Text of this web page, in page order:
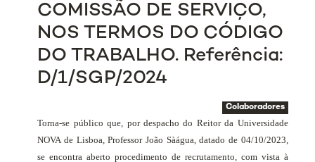
COMISSÃO DE SERVIÇO,
NOS TERMOS DO CÓDIGO
DO TRABALHO. Referência:
D/1/SGP/2024
Colaboradores
Torna-se público que, por despacho do Reitor da Universidade
NOVA de Lisboa, Professor João Sàágua, datado de 04/10/2023,
se encontra aberto procedimento de recrutamento, com vista à